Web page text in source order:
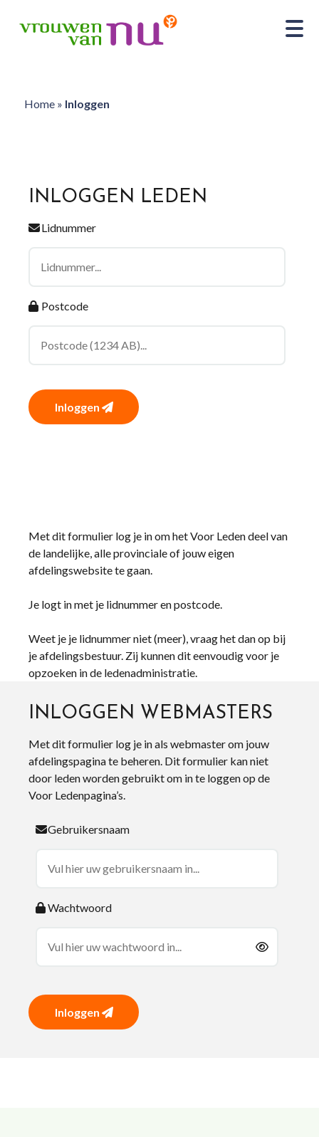
Home» Inloggen
INLOGGEN LEDEN
Lidnummer
Postcode
Inloggen
Met dit formulier log je in om het Voor Leden deel van
de landelijke, alle provinciale of jouw eigen
afdelingswebsite te gaan.
Je logt in met je lidnummer en postcode.
Weet je je lidnummer niet (meer), vraag het dan op bij
je afdelingsbestuur. Zij kunnen dit eenvoudig voor je
opzoeken in de ledenadministratie.
INLOGGEN WEBMASTERS
Met dit formulier log je in als webmaster om jouw
afdelingspagina te beheren. Dit formulier kan niet
door leden worden gebruikt om in te loggen op de
Voor Ledenpagina’s.
Gebruikersnaam
Wachtwoord
Inloggen